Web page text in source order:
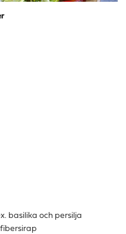
basilika och persilja
fibersirap